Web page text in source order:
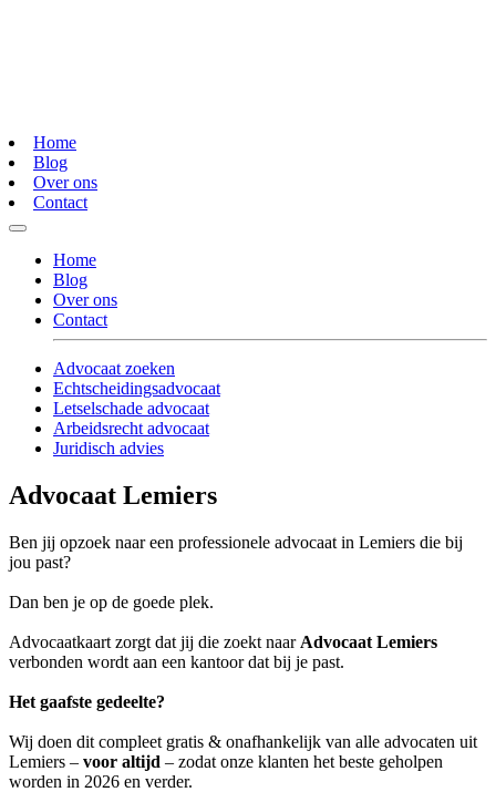
Home
Blog
Over ons
Contact
Home
Blog
Over ons
Contact
Advocaat zoeken
Echtscheidingsadvocaat
Letselschade advocaat
Arbeidsrecht advocaat
Juridisch advies
Advocaat Lemiers
Ben jij opzoek naar een professionele advocaat in Lemiers die bij
jou past?
Dan ben je op de goede plek.
Advocaatkaart zorgt dat jij die zoekt naar Advocaat Lemiers
verbonden wordt aan een kantoor dat bij je past.
Het gaafste gedeelte?
Wij doen dit compleet gratis & onafhankelijk van alle advocaten uit
Lemiers – voor altijd – zodat onze klanten het beste geholpen
worden in 2026 en verder.